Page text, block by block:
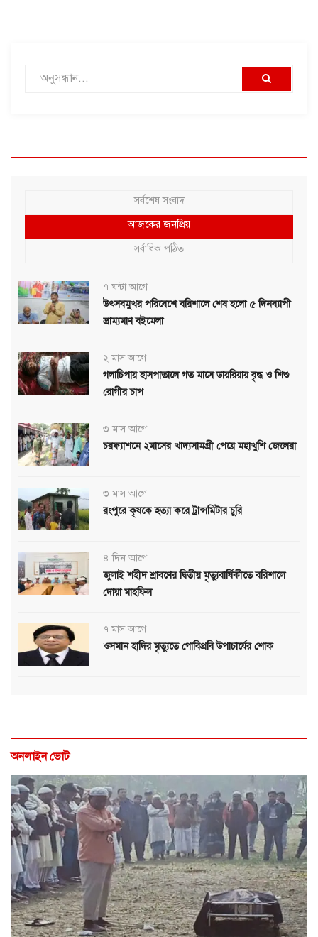
সর্বশেষ সংবাদ
আজকের জনপ্রিয়
সর্বাধিক পঠিত
৭ ঘন্টা আগে
উৎসবমুখর পরিবেশে বরিশালে শেষ হলো ৫ দিনব্যাপী
ভ্রাম্যমাণ বইমেলা
২ মাস আগে
গলাচিপায় হাসপাতালে গত মাসে ডায়রিয়ায় বৃদ্ধ ও শিশু
রোগীর চাপ
৩ মাস আগে
চরফ্যাশনে ২মাসের খাদ্যসামগ্রী পেয়ে মহাখুশি জেলেরা
৩ মাস আগে
রংপুরে কৃষকে হত্যা করে ট্রান্সমিটার চুরি
৪ দিন আগে
জুলাই শহীদ শ্রাবণের দ্বিতীয় মৃত্যুবার্ষিকীতে বরিশালে
দোয়া মাহফিল
৭ মাস আগে
ওসমান হাদির মৃত্যুতে গোবিপ্রবি উপাচার্যের শোক
অনলাইন ভোট